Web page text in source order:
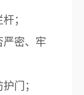
；
密、牢
门；